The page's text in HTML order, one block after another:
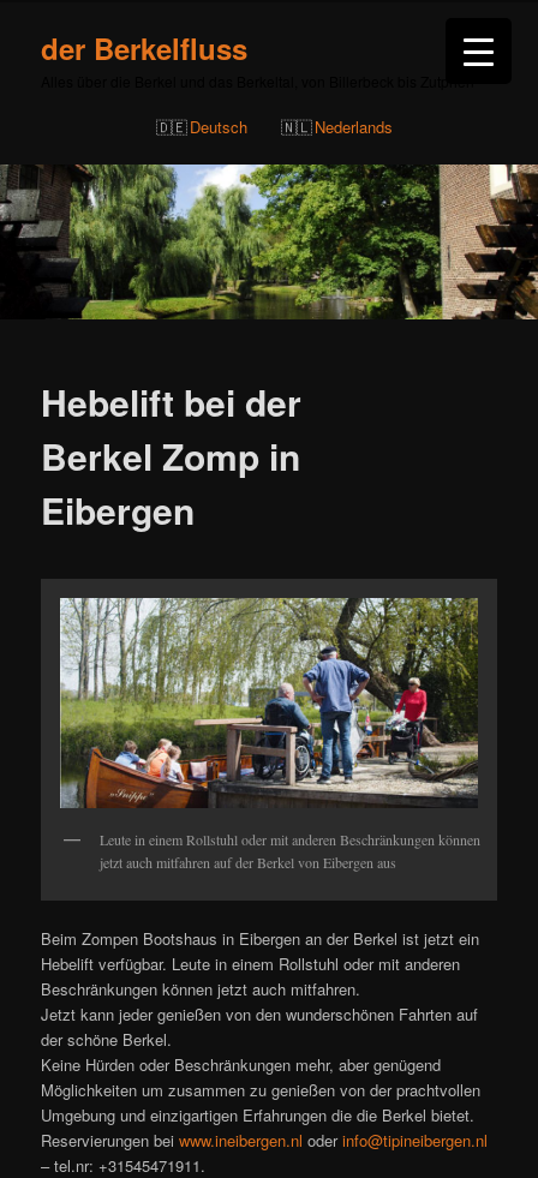
der Berkelfluss
Deutsch Nederlands
Hebelift bei der
Berkel Zomp in
Eibergen
Leute in einem Rollstuhl oder mit anderen Beschränkungen können
jetzt auch mitfahren auf der Berkel von Eibergen aus
Beim Zompen Bootshaus in Eibergen an der Berkel ist jetzt ein
Hebelift verfügbar. Leute in einem Rollstuhl oder mit anderen
Beschränkungen können jetzt auch mitfahren.
Jetzt kann jeder genießen von den wunderschönen Fahrten auf
der schöne Berkel.
Keine Hürden oder Beschränkungen mehr, aber genügend
Möglichkeiten um zusammen zu genießen von der prachtvollen
Umgebung und einzigartigen Erfahrungen die die Berkel bietet.
Reservierungen beiwww.ineibergen.nl oderinfo@tipineibergen.nl
– tel.nr: +31545471911.